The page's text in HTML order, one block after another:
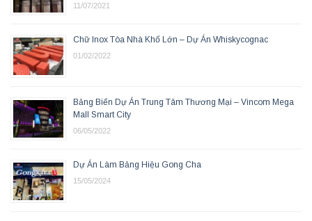
11/07/2021
Chữ Inox Tòa Nhà Khổ Lớn – Dự Án Whiskycognac
01/02/2022
Bảng Biển Dự Án Trung Tâm Thương Mại – Vincom Mega
Mall Smart City
06/05/2022
Dự Án Làm Bảng Hiệu Gong Cha
15/05/2024